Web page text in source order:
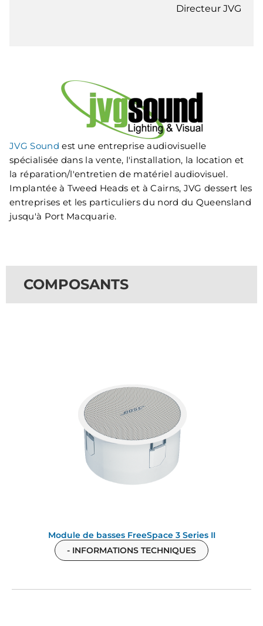
Directeur JVG
JVG Sound est une entreprise audiovisuelle
spécialisée dans la vente, l'installation, la location et
la réparation/l'entretien de matériel audiovisuel.
Implantée à Tweed Heads et à Cairns, JVG dessert les
entreprises et les particuliers du nord du Queensland
jusqu'à Port Macquarie.
COMPOSANTS
Module de basses FreeSpace 3 Series II
- INFORMATIONS TECHNIQUES